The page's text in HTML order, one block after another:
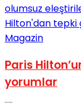
Magazin
Paris
yorumlar